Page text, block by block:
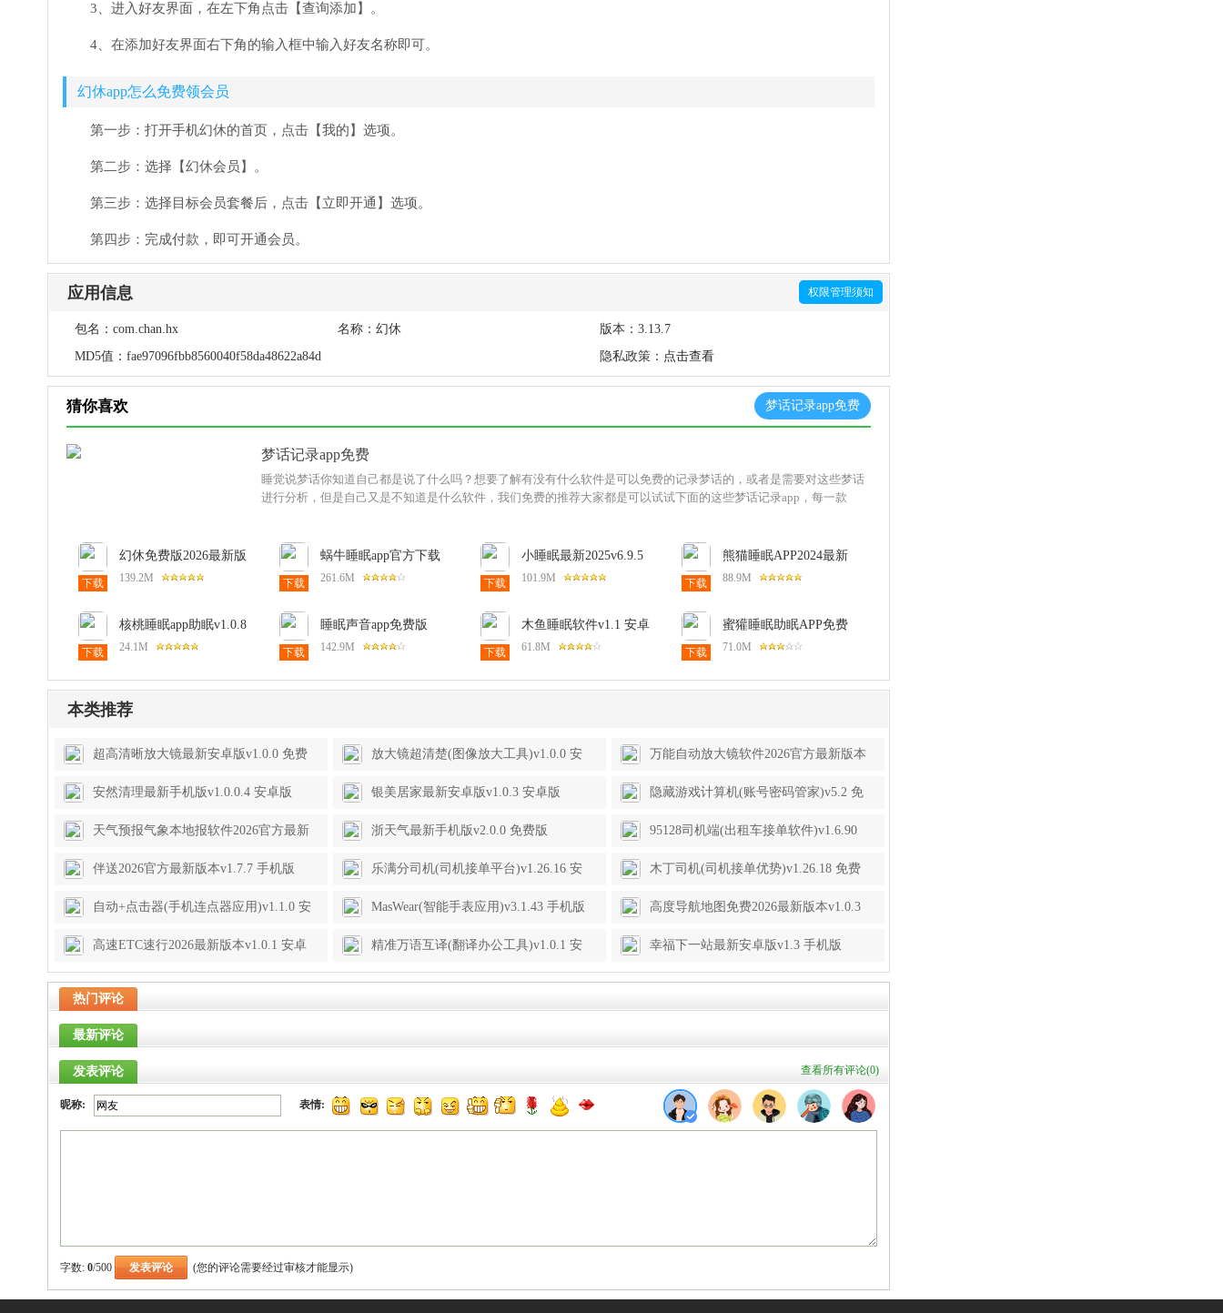
3、进入好友界面，在左下角点击【查询添加】。
4、在添加好友界面右下角的输入框中输入好友名称即可。
幻休app怎么免费领会员
第一步：打开手机幻休的首页，点击【我的】选项。
第二步：选择【幻休会员】。
第三步：选择目标会员套餐后，点击【立即开通】选项。
第四步：完成付款，即可开通会员。
应用信息 权限管理须知
包名： com.chan.hx 名称： 幻休 版本：3.13.7
MD5值： fae97096fbb8560040f58da48622a84d 隐私政策： 点击查看
猜你喜欢 梦话记录app免费
梦话记录app免费
睡觉说梦话你知道自己都是说了什么吗？想要了解有没有什么软件是可以免费的记录梦话的，或者是需要对这些梦话
进行分析，但是自己又是不知道是什么软件，我们免费的推荐大家都是可以试试下面的这些梦话记录app，每一款
下载
幻休免费版2026最新版
本v3.13.7 安卓版
139.2M 下载
蜗牛睡眠app官方下载
v6.14.2 安卓版
261.6M 下载
小睡眠最新2025v6.9.5
安卓版
101.9M 下载
熊猫睡眠APP2024最新
版本v1.3.5 安卓版
88.9M
下载
核桃睡眠app助眠v1.0.8
安卓版
24.1M 下载
睡眠声音app免费版
v7.1.0 安卓中文版
142.9M 下载
木鱼睡眠软件v1.1 安卓
最新版
61.8M 下载
蜜獾睡眠助眠APP免费
v2.1.7 安卓版
71.0M
本类推荐
超高清晰放大镜最新安卓版v1.0.0 免费
版
放大镜超清楚(图像放大工具)v1.0.0 安
卓版
万能自动放大镜软件2026官方最新版本
v1.0.0 手机版
安然清理最新手机版v1.0.0.4 安卓版 银美居家最新安卓版v1.0.3 安卓版 隐藏游戏计算机(账号密码管家)v5.2 免
费版
天气预报气象本地报软件2026官方最新
版本v1.0.2 免费版
浙天气最新手机版v2.0.0 免费版 95128司机端(出租车接单软件)v1.6.90
免费版
伴送2026官方最新版本v1.7.7 手机版 乐满分司机(司机接单平台)v1.26.16 安
卓版
木丁司机(司机接单优势)v1.26.18 免费
版
自动+点击器(手机连点器应用)v1.1.0 安
卓版
MasWear(智能手表应用)v3.1.43 手机版 高度导航地图免费2026最新版本v1.0.3
免费版
高速ETC速行2026最新版本v1.0.1 安卓 精准万语互译(翻译办公工具)v1.0.1 安 幸福下一站最新安卓版v1.3 手机版
热门评论
最新评论
发表评论 查看所有评论(0)
昵称: 表情:
字数: 0/500 (您的评论需要经过审核才能显示)